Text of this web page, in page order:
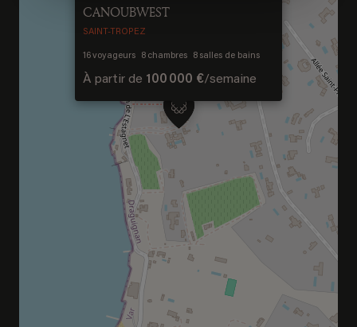
CANOUBWEST
SAINT-TROPEZ
16voyageurs 8 chambres 8 salles de bains
À partir de 100 000 €/semaine